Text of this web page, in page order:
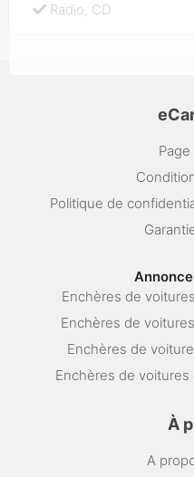
Radio, CD
Page
Politique de
Enchères de
Enchères de
Enchères de
Enchères de
À
A